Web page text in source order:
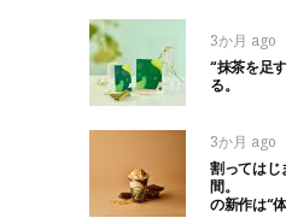
3か月 ago
“抹茶を足
る。
3か月 ago
割ってはじ
間。
の新作は“